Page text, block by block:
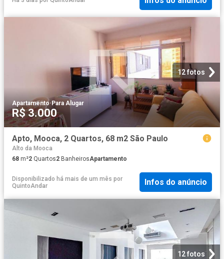
12 fotos
Apartamento·Para Alugar
R$ 3.000
Apto, Mooca, 2 Quartos, 68 m2 São Paulo
Alto da Mooca
68 m²2 Quartos2 BanheirosApartamento
Disponibilizado há mais de um mês por
QuintoAndar
Infos do anúncio
12 fotos